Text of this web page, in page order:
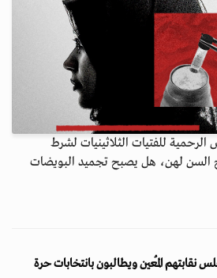
للفتيات الثلاثينيات لشرط
السن لهن، هل يصبح تجميد البويضات
المُعين ويطالبون بانتخابات حرة